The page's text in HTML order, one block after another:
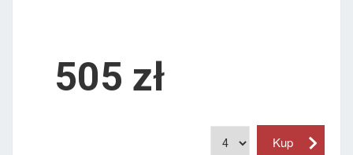
505 zł